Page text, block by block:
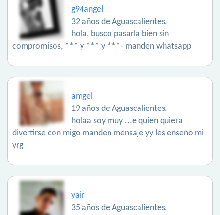
g94angel
32 años de Aguascalientes.
hola, busco pasarla bien sin
compromisos, *** y *** y ***- manden whatsapp
amgel
19 años de Aguascalientes.
holaa soy muy ...e quien quiera
divertirse con migo manden mensaje yy les enseño mi
vrg
yair
35 años de Aguascalientes.